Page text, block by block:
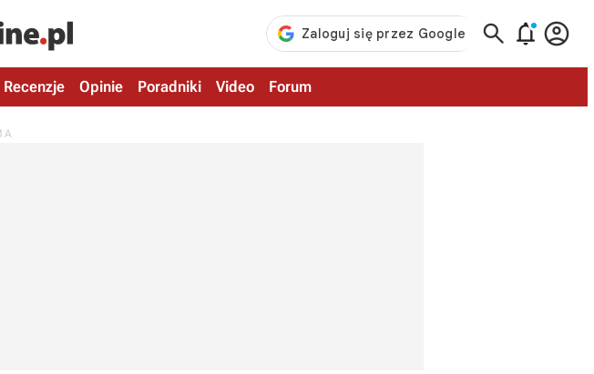
  
Recenzje Opinie Poradniki Video Forum